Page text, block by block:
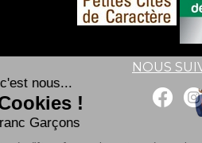
NOUS
Salut c'est nous...
les Cookies !
Les Franc Garçons